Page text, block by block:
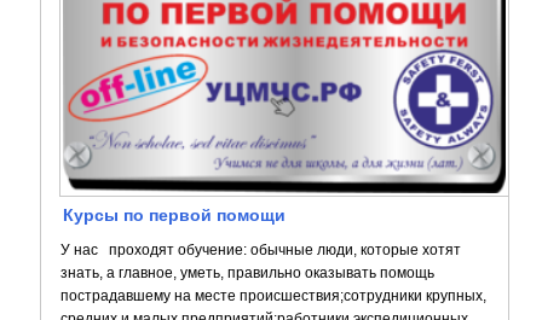
Курсы по первой помощи
У нас проходят обучение: обычные люди, которые хотят
знать, а главное, уметь, правильно оказывать помощь
пострадавшему на месте происшествия;сотрудники крупных,